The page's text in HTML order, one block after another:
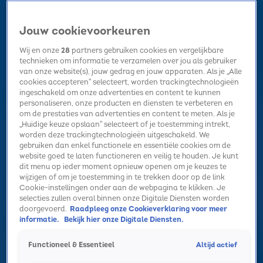
Home Radio luisteren Hitlijsten Acties Kerst Nieuws
Volg Sky Radio
Zoeken
HomeRadio luisterenActies Alle zendersSummer Top 101
Jouw cookievoorkeuren
Wij en onze28partners gebruiken cookies en vergelijkbare
technieken om informatie te verzamelen over jou als gebruiker
van onze website(s), jouw gedrag en jouw apparaten. Als je „Alle
cookies accepteren” selecteert, worden trackingtechnologieën
ingeschakeld om onze advertenties en content te kunnen
personaliseren, onze producten en diensten te verbeteren en
om de prestaties van advertenties en content te meten. Als je
„Huidige keuze opslaan” selecteert of je toestemming intrekt,
worden deze trackingtechnologieën uitgeschakeld. We
gebruiken dan enkel functionele en essentiële cookies om de
website goed te laten functioneren en veilig te houden. Je kunt
dit menu op ieder moment opnieuw openen om je keuzes te
wijzigen of om je toestemming in te trekken door op de link
Cookie-instellingen onder aan de webpagina te klikken. Je
selecties zullen overal binnen onze Digitale Diensten worden
doorgevoerd. Raadpleeg onze Cookieverklaring voor meer
informatie.
Bekijk hier onze Digitale Diensten.
Functioneel & Essentieel Altijd actief